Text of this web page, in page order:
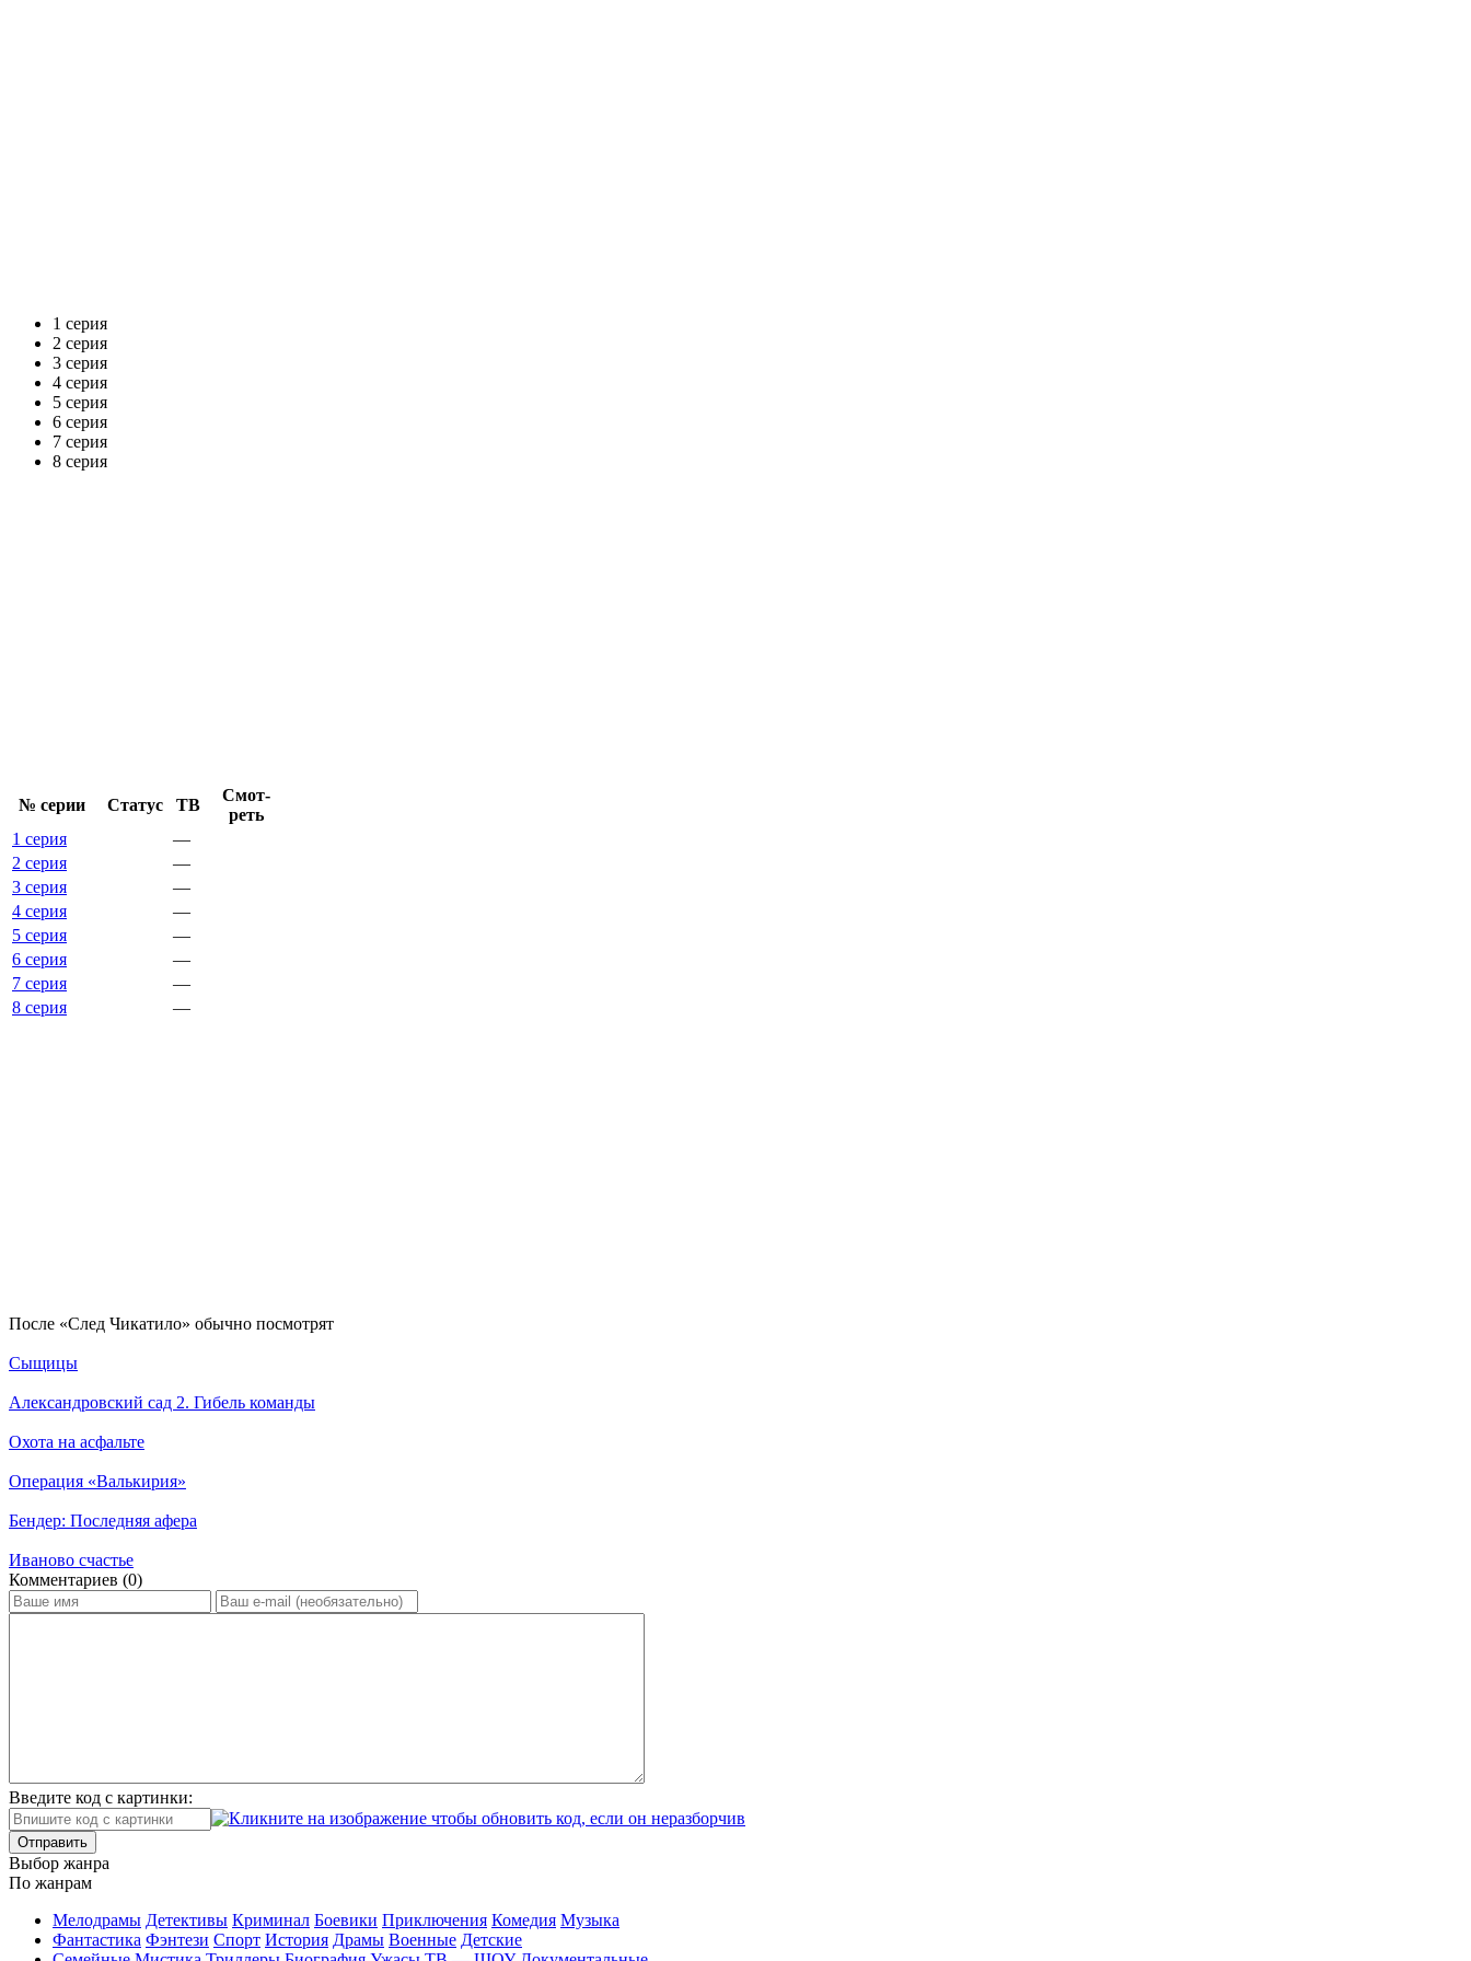
1 серия
2 серия
3 серия
4 серия
5 серия
6 серия
7 серия
8 серия
№ се­рии Ста­тус ТВ
Смот­
реть
1 серия
—
2 серия
—
3 серия
—
4 серия
—
5 серия
—
6 серия
—
7 серия
—
8 серия
—
По­сле «След Чикатило» обыч­но по­смот­рят
Сыщицы
Александровский сад 2. Гибель команды
Охота на асфальте
Операция «Валькирия»
Бендер: Последняя афера
Иваново счастье
Ком­мен­та­ри­ев (0)
Введите код с картинки:
Отправить
Вы­бор жан­ра
По жан­рам
Ме­ло­дра­мы Де­тек­ти­вы Кри­ми­нал Бое­ви­ки При­клю­че­ния Ко­ме­дия Му­зы­ка
Фан­та­сти­ка Фэн­те­зи Спорт Ис­то­рия Дра­мы Во­ен­ные Дет­ские